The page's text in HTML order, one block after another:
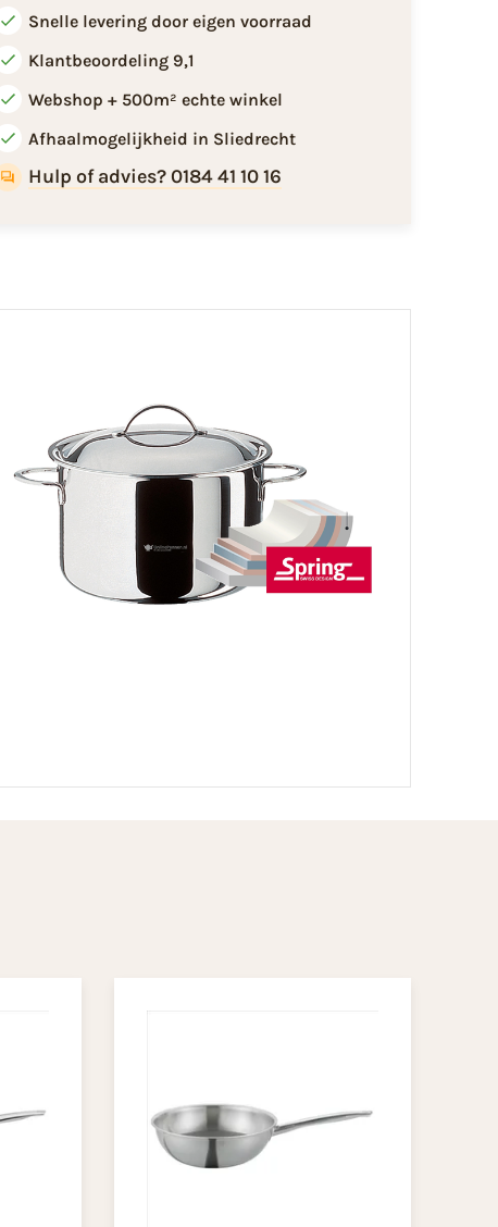
Snelle levering door eigen voorraad
Klantbeoordeling 9,1
Webshop + 500m² echte winkel
Afhaalmogelijkheid in Sliedrecht
Hulp of advies? 0184 41 10 16